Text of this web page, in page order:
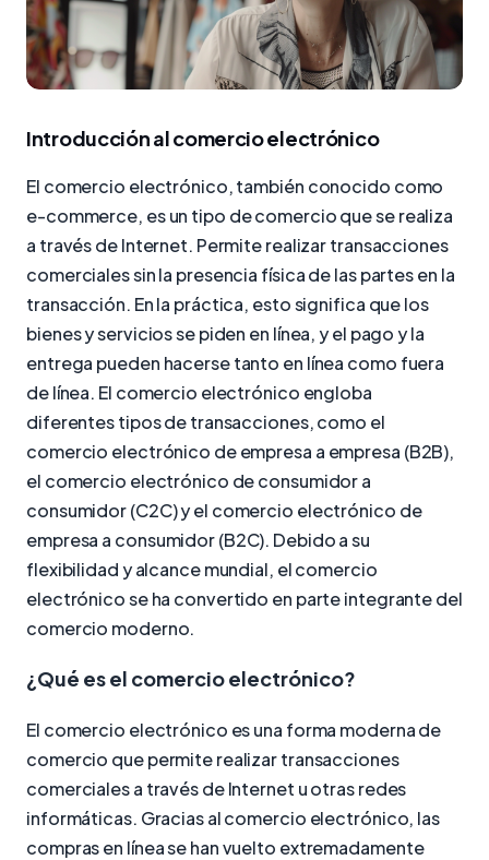
Introducción al comercio electrónico
El comercio electrónico, también conocido como
e-commerce, es un tipo de comercio que se realiza
a través de Internet. Permite realizar transacciones
comerciales sin la presencia física de las partes en la
transacción. En la práctica, esto significa que los
bienes y servicios se piden en línea, y el pago y la
entrega pueden hacerse tanto en línea como fuera
de línea. El comercio electrónico engloba
diferentes tipos de transacciones, como el
comercio electrónico de empresa a empresa (B2B),
el comercio electrónico de consumidor a
consumidor (C2C) y el comercio electrónico de
empresa a consumidor (B2C). Debido a su
flexibilidad y alcance mundial, el comercio
electrónico se ha convertido en parte integrante del
comercio moderno.
¿Qué es el comercio electrónico?
El comercio electrónico es una forma moderna de
comercio que permite realizar transacciones
comerciales a través de Internet u otras redes
informáticas. Gracias al comercio electrónico, las
compras en línea se han vuelto extremadamente